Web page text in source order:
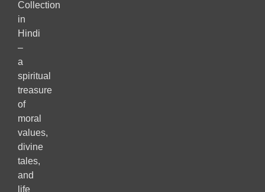
Collection
in
Hindi
–
a
spiritual
treasure
of
moral
values,
divine
tales,
and
life